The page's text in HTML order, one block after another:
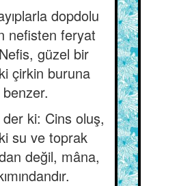
dopdolu
nefisten feryat
güzel bir
çirkin buruna
benzer.
der ki: Cins oluş,
su ve toprak
değil, mâna,